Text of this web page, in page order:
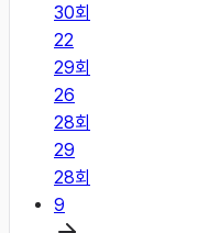
30회
22
29회
26
28회
29
28회
9